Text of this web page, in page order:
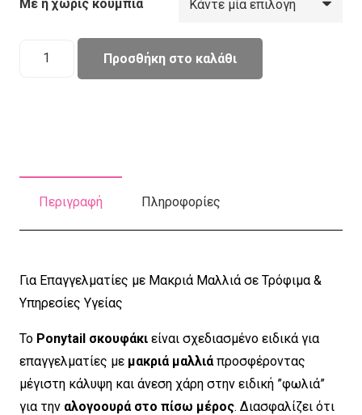
Με ή χωρίς κουμπιά
Χειροποίητο
Προσθήκη στο καλάθι
Περιγραφή Πληροφορίες
Για Επαγγελματίες με Μακριά Μαλλιά σε Τρόφιμα &
Υπηρεσίες Υγείας
Το Ponytail σκουφάκι είναι σχεδιασμένο ειδικά για
επαγγελματίες με μακριά μαλλιάπροσφέροντας
μέγιστη κάλυψη και άνεση χάρη στην ειδική ”φωλιά”
για την αλογοουρά στο πίσω μέρος. Διασφαλίζει ότι